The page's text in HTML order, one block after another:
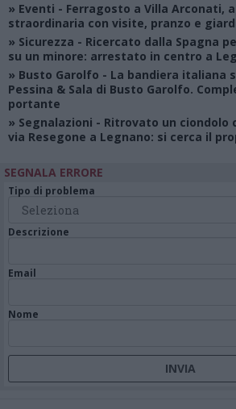
» Eventi - Ferragosto a Villa Arconati,
straordinaria con visite, pranzo e
» Sicurezza - Ricercato dalla Spagna
su un minore: arrestato in centro a
» Busto Garolfo - La bandiera italiana
Pessina & Sala di Busto Garolfo.
portante
» Segnalazioni - Ritrovato un ciondolo
via Resegone a Legnano: si cerca il
SEGNALA ERRORE
Tipo di problema
Descrizione
Email
Nome